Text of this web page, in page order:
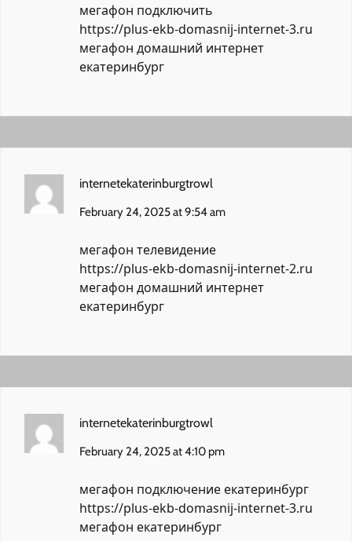
мегафон подключить
https://plus-ekb-domasnij-internet-3.ru
мегафон домашний интернет
екатеринбург
internetekaterinburgtrowl
February 24, 2025 at 9:54 am
мегафон телевидение
https://plus-ekb-domasnij-internet-2.ru
мегафон домашний интернет
екатеринбург
internetekaterinburgtrowl
February 24, 2025 at 4:10 pm
мегафон подключение екатеринбург
https://plus-ekb-domasnij-internet-3.ru
мегафон екатеринбург